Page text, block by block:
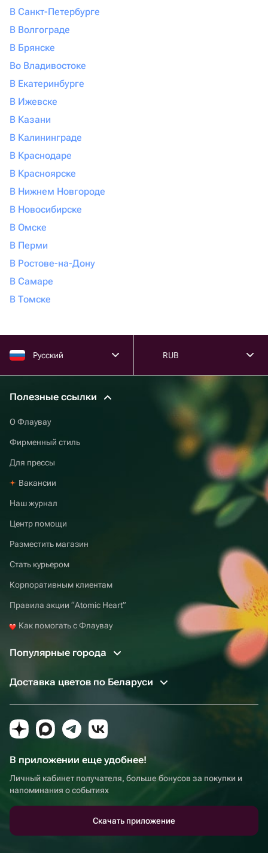
В Санкт-Петербурге
В Волгограде
В Брянске
Во Владивостоке
В Екатеринбурге
В Ижевске
В Казани
В Калининграде
В Краснодаре
В Красноярске
В Нижнем Новгороде
В Новосибирске
В Омске
В Перми
В Ростове-на-Дону
В Самаре
В Томске
Русский RUB
Полезные ссылки
О Флаувау
Фирменный стиль
Для прессы
Вакансии
Наш журнал
Центр помощи
Разместить магазин
Стать курьером
Корпоративным клиентам
Правила акции “Atomic Heart”
Как помогать с Флаувау
Популярные города
Доставка цветов по Беларуси
В приложении еще удобнее!
Личный кабинет получателя, больше бонусов за покупки и
напоминания о событиях
Скачать приложение